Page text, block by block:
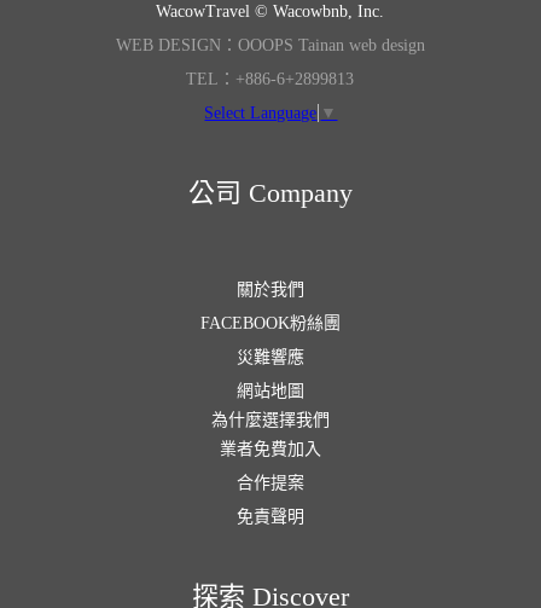
WacowTravel © Wacowbnb, Inc.
WEB DESIGN：OOOPS Tainan web design
TEL：+886-6+2899813
Select Language ▼
公司 Company
關於我們
FACEBOOK粉絲團
災難響應
網站地圖
為什麼選擇我們
業者免費加入
合作提案
免責聲明
探索 Discover